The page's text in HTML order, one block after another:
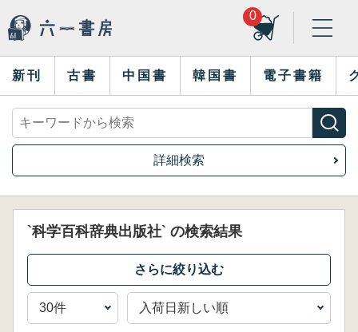
0
新刊 古書 中国書 韓国書 電子書籍
詳細検索
`科学百科辞典出版社` の検索結果